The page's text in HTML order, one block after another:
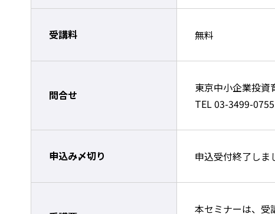
受講料 無料
問合せ
東京中小企業投
TEL 03-3499-
申込み〆切り 申込受付終了しま
本セミナーは、受